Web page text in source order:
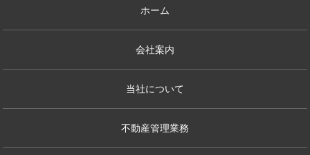
ホーム
会社案内
当社について
不動産管理業務